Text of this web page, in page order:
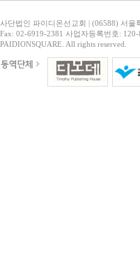
사단법인 파이디온선교회 | (06588) 서
Fax: 02-6919-2381 사업자등록번호:
PAIDIONSQUARE. All rights reserved.